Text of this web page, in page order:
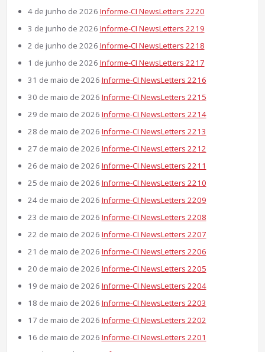
4 de junho de 2026 Informe-CI NewsLetters 2220
3 de junho de 2026 Informe-CI NewsLetters 2219
2 de junho de 2026 Informe-CI NewsLetters 2218
1 de junho de 2026 Informe-CI NewsLetters 2217
31 de maio de 2026 Informe-CI NewsLetters 2216
30 de maio de 2026 Informe-CI NewsLetters 2215
29 de maio de 2026 Informe-CI NewsLetters 2214
28 de maio de 2026 Informe-CI NewsLetters 2213
27 de maio de 2026 Informe-CI NewsLetters 2212
26 de maio de 2026 Informe-CI NewsLetters 2211
25 de maio de 2026 Informe-CI NewsLetters 2210
24 de maio de 2026 Informe-CI NewsLetters 2209
23 de maio de 2026 Informe-CI NewsLetters 2208
22 de maio de 2026 Informe-CI NewsLetters 2207
21 de maio de 2026 Informe-CI NewsLetters 2206
20 de maio de 2026 Informe-CI NewsLetters 2205
19 de maio de 2026 Informe-CI NewsLetters 2204
18 de maio de 2026 Informe-CI NewsLetters 2203
17 de maio de 2026 Informe-CI NewsLetters 2202
16 de maio de 2026 Informe-CI NewsLetters 2201